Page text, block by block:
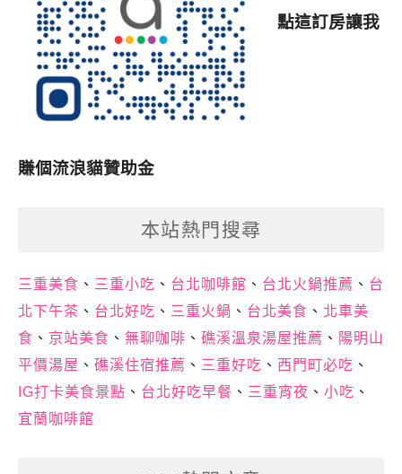
點這訂房讓我
賺個流浪貓贊助金
本站熱門搜尋
三重美食 、 三重小吃 、 台北咖啡館 、 台北火鍋推薦 、 台
北下午茶 、 台北好吃 、 三重火鍋 、 台北美食 、 北車美
食 、 京站美食 、 無聊咖啡 、 礁溪溫泉湯屋推薦 、 陽明山
平價湯屋 、 礁溪住宿推薦 、 三重好吃 、 西門町必吃 、
IG打卡美食景點 、 台北好吃早餐 、 三重宵夜 、 小吃 、
宜蘭咖啡館